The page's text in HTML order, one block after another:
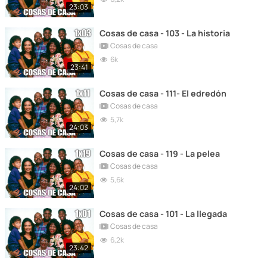
23:03
23:41
Cosas de casa - 103 - La historia
Cosas de casa
6k
24:03
Cosas de casa - 111- El edredón
Cosas de casa
5,7k
24:02
Cosas de casa - 119 - La pelea
Cosas de casa
5,6k
23:42
Cosas de casa - 101 - La llegada
Cosas de casa
6,2k